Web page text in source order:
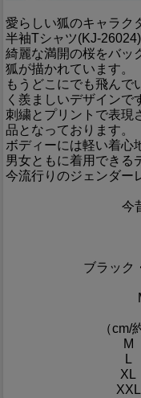
愛らしい狐のキャラク
半袖Tシャツ(KJ-
綺麗な満開の桜をバッ
狐が描かれています。
もうどこにでも飛んで
く羨ましいデザインで
刺繍とプリントで表現
品となっております。
ボディーには軽い着心
男女ともに着用できる
今流行りのジェンダー
今
ブラック
（cm/
M
L
XL
XXL